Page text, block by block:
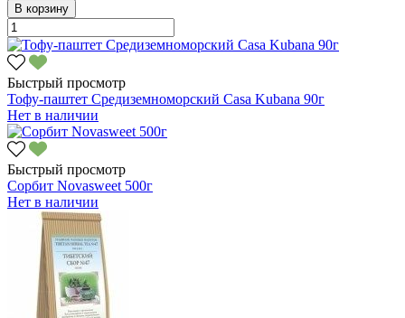
В корзину
Быстрый просмотр
Тофу-паштет Средиземноморский Casa Kubana 90г
Нет в наличии
Быстрый просмотр
Сорбит Novasweet 500г
Нет в наличии